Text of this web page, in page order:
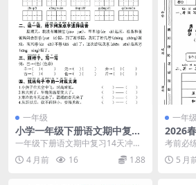
一年级
小学一年级下册语文期中复习
14天冲刺计划表电子版（考前
一年级下册语文期中复习14天冲刺
计划 各位家长和同学们大家好，我
是学科星。期中考...
4 月前 16 1.88
一年级
2026
期末专
考前必
期末专
好，我
5 月